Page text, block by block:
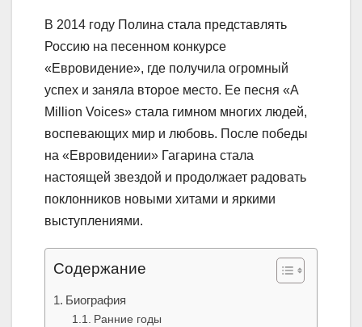
В 2014 году Полина стала представлять
Россию на песенном конкурсе
«Евровидение», где получила огромный
успех и заняла второе место. Ее песня «A
Million Voices» стала гимном многих людей,
воспевающих мир и любовь. После победы
на «Евровидении» Гагарина стала
настоящей звездой и продолжает радовать
поклонников новыми хитами и яркими
выступлениями.
Содержание
Биография
Ранние годы